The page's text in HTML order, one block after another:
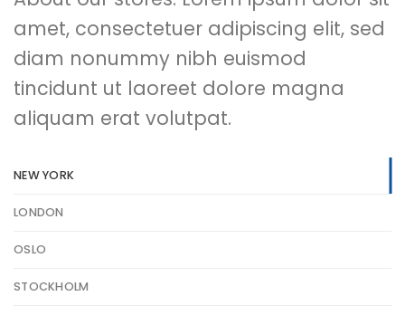
amet, consectetuer adipiscing elit, sed
diam nonummy nibh euismod
tincidunt ut laoreet dolore magna
aliquam erat volutpat.
NEW YORK
LONDON
OSLO
STOCKHOLM